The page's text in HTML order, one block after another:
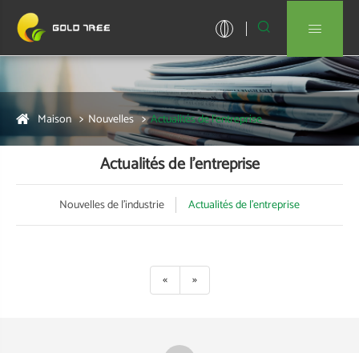
 
Maison Nouvelles Actualités de l'entreprise
Actualités de l'entreprise
Nouvelles de l'industrie Actualités de l'entreprise
« »